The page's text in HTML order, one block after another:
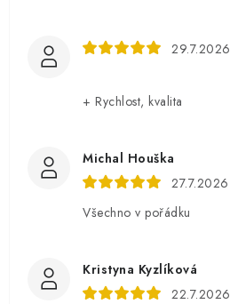
29.7.2026
+ Rychlost, kvalita
Michal Houška
27.7.2026
Všechno v pořádku
Kristyna Kyzlíková
22.7.2026